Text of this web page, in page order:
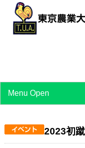
Menu Open
チーム紹介2023初